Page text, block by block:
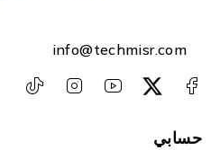
info@techmisr.com
حسابي